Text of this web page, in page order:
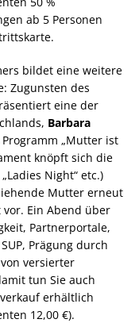
ab 5 Personen
bildet eine weitere
Zugunsten des
eine der
Barbara
„Mutter ist
knöpft sich die
Night“ etc.)
Mutter erneut
Ein Abend über
Partnerportale,
Prägung durch
versierter
tun Sie auch
erhältlich
12,00 €).